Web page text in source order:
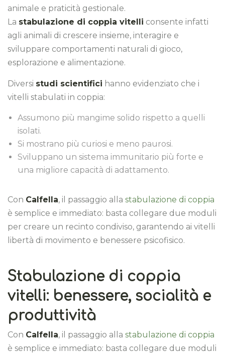
animale e praticità gestionale.
La stabulazione di coppia vitelli consente infatti
agli animali di crescere insieme, interagire e
sviluppare comportamenti naturali di gioco,
esplorazione e alimentazione.
Diversi studi scientifici hanno evidenziato che i
vitelli stabulati in coppia:
Assumono più mangime solido rispetto a quelli
isolati.
Si mostrano più curiosi e meno paurosi.
Sviluppano un sistema immunitario più forte e
una migliore capacità di adattamento.
Con Calfella, il passaggio alla stabulazione di coppia
è semplice e immediato: basta collegare due moduli
per creare un recinto condiviso, garantendo ai vitelli
libertà di movimento e benessere psicofisico.
Stabulazione di coppia
vitelli: benessere, socialità e
produttività
Con Calfella, il passaggio alla stabulazione di coppia
è semplice e immediato: basta collegare due moduli